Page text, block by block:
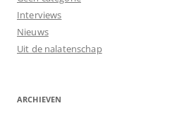
Interviews
Nieuws
Uit de nalatenschap
ARCHIEVEN